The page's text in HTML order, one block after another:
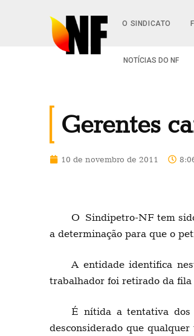
O SINDICATO
NOTÍCIAS DO NF
Gerentes
10 de novembro de 2011
O Sindipetro-NF tem
a determinação para que o
A entidade identifica
trabalhador foi retirado da
É nítida a tentativa dos
desconsiderado que